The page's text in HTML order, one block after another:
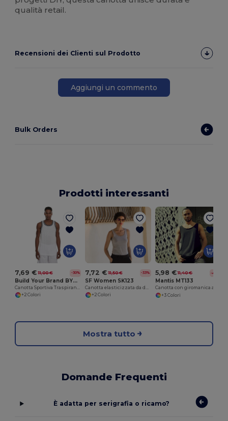
qualità retail.
Recensioni dei Clienti sul Prodotto
Aggiungi un commento
Bulk Orders
Prodotti interessanti
7,69 € 11,00 € -30%
Build Your Brand BY009
+2 Colori
7,72 € 11,50 € -33%
SF Women SK123
+2 Colori
5,98 € 11,40 € -48%
Mantis MT133
+3 Colori
Mostra tutto
Domande Frequenti
È adatta per serigrafia o ricamo?